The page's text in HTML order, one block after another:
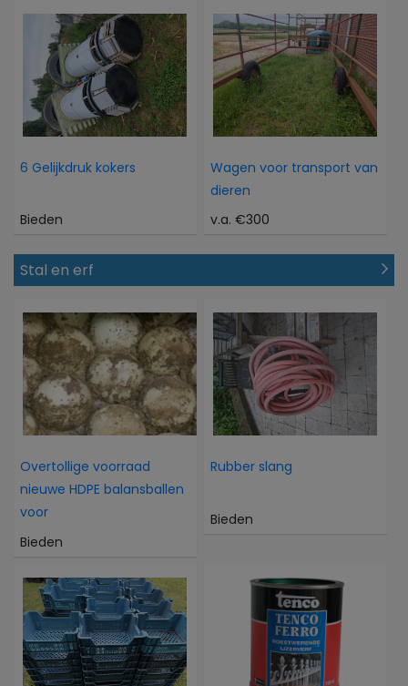
6 Gelijkdruk kokers
Bieden
Wagen voor transport van
dieren
v.a. €300
Stal en erf
Overtollige voorraad
nieuwe HDPE balansballen
voor
Bieden
Rubber slang
Bieden